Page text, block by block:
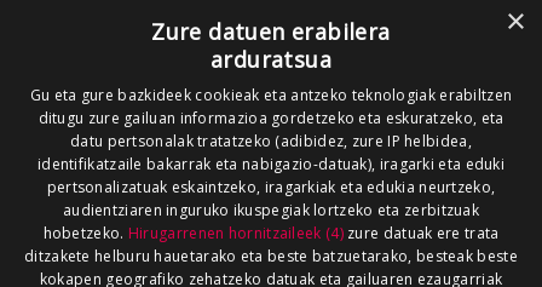
×
Zure datuen erabilera
arduratsua
Gu eta gure bazkideek cookieak eta antzeko teknologiak erabiltzen
ditugu zure gailuan informazioa gordetzeko eta eskuratzeko, eta
datu pertsonalak tratatzeko (adibidez, zure IP helbidea,
identifikatzaile bakarrak eta nabigazio-datuak), iragarki eta eduki
pertsonalizatuak eskaintzeko, iragarkiak eta edukia neurtzeko,
audientziaren inguruko ikuspegiak lortzeko eta zerbitzuak
hobetzeko. Hirugarrenen hornitzaileek (4)zure datuak ere trata
ditzakete helburu hauetarako eta beste batzuetarako, besteak beste
kokapen geografiko zehatzeko datuak eta gailuaren ezaugarriak